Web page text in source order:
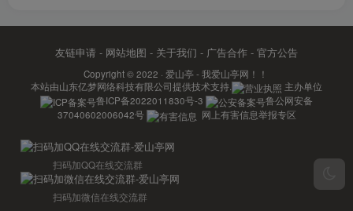
友链申请 - 网站地图 - 关于我们 - 广告合作 - 官方公告
Copyright © 2022 · 爱山亭 - 我爱山亭网！！
本站由山东亿梦网络科技有限公司提供技术支持.
主办单位
鲁ICP备2022011830号-3
鲁公网安备
37040602006042号
网上有害信息举报专区
扫码加QQ在线交流群
扫码加微信在线交流群